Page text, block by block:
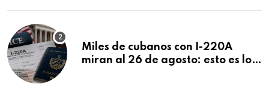
Miles de cubanos con I-220A
miran al 26 de agosto: esto es lo